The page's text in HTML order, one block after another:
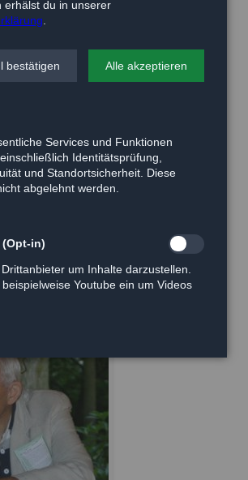
erhälst du in unserer
bestätigen Alle akzeptieren
Services und Funktionen
Identitätsprüfung,
und Standortsicherheit. Diese
abgelehnt werden.
in)
um Inhalte darzustellen.
Youtube ein um Videos